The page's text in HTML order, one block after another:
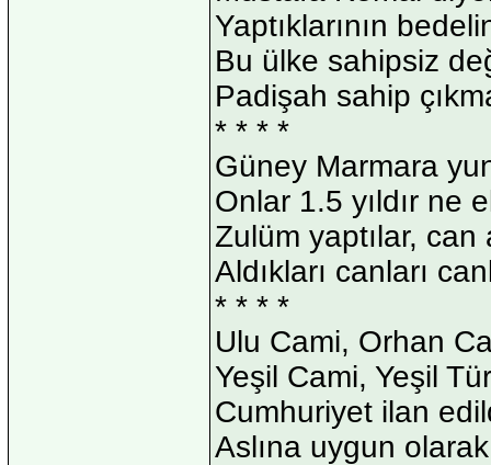
Yaptıklarının
Bu ülke sahipsiz
Padişah sahip
* * * *
Güney Marmara
Onlar 1.5 yıldır ne
Zulüm yaptılar, can
Aldıkları canları
* * * *
Ulu Cami, Orhan
Yeşil Cami, Yeşil
Cumhuriyet ilan
Aslına uygun olarak